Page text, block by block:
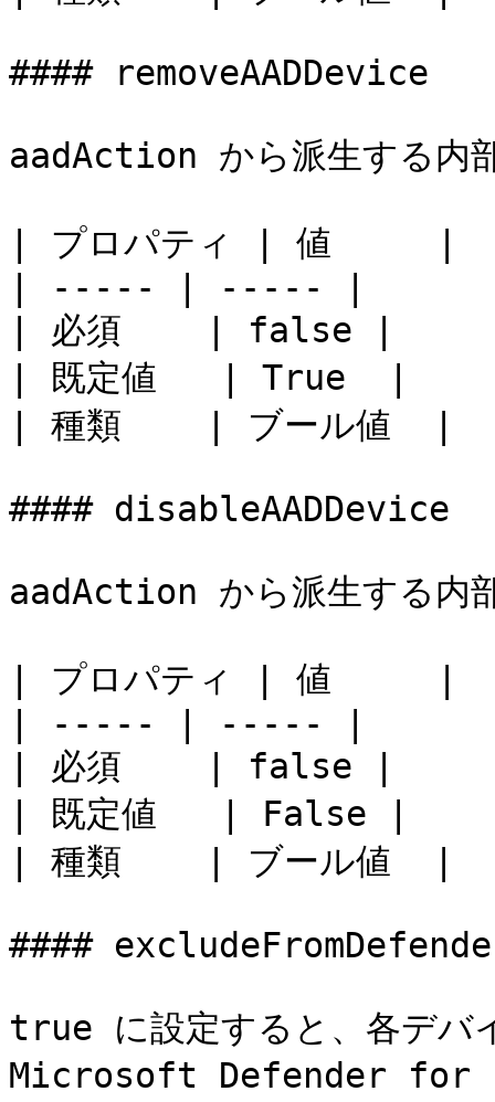
#### removeAADDevice
aadAction から派生する内
| プロパティ | 値     |
| ----- | ----- |
| 必須    | false |
| 既定値   | True  |
| 種類    | ブール値  |
#### disableAADDevice
aadAction から派生する内
| プロパティ | 値     |
| ----- | ----- |
| 必須    | false |
| 既定値   | False |
| 種類    | ブール値  |
####
true に設定すると、各デバ
Microsoft Defender for